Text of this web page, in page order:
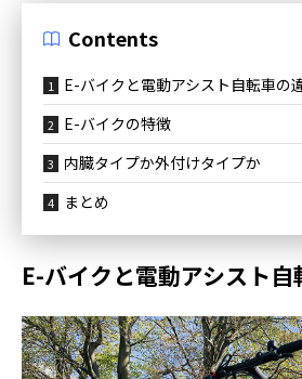
Contents
E-バイクと電動アシスト自転車の
E-バイクの特徴
内臓タイプか外付けタイプか
まとめ
E-バイクと電動アシスト自